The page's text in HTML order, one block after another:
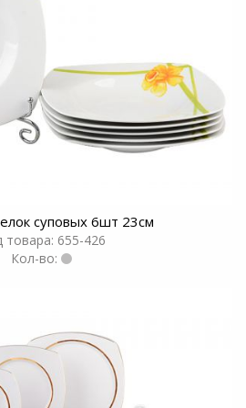
суповых 6шт 23см
товара: 655-426
Кол-во: